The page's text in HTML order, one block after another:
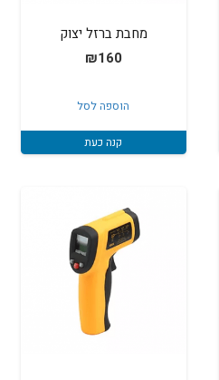
מחבת ברזל יצוק
₪160
הוספה לסל
קנה כעת